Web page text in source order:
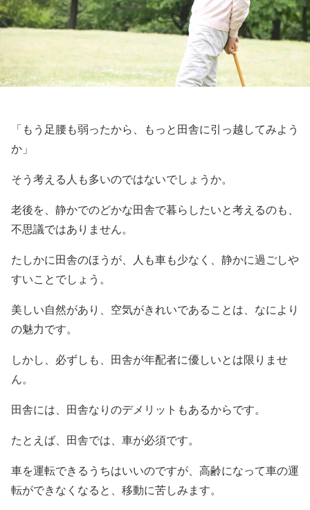
「もう足腰も弱ったから、もっと田舎に引っ越してみよう
か」
そう考える人も多いのではないでしょうか。
老後を、静かでのどかな田舎で暮らしたいと考えるのも、
不思議ではありません。
たしかに田舎のほうが、人も車も少なく、静かに過ごしや
すいことでしょう。
美しい自然があり、空気がきれいであることは、なにより
の魅力です。
しかし、必ずしも、田舎が年配者に優しいとは限りませ
ん。
田舎には、田舎なりのデメリットもあるからです。
たとえば、田舎では、車が必須です。
車を運転できるうちはいいのですが、高齢になって車の運
転ができなくなると、移動に苦しみます。